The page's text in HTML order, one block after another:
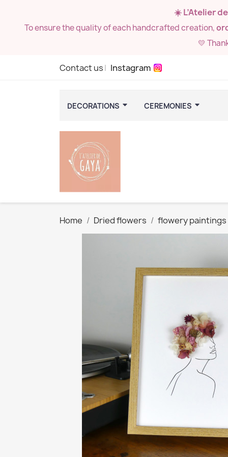
☀️ L’Atelier
To ensure the quality of each handcrafted creation,
💛
Contact us Instagram
DECORATIONS CEREMONIES
Home Dried flowers flowery paintings